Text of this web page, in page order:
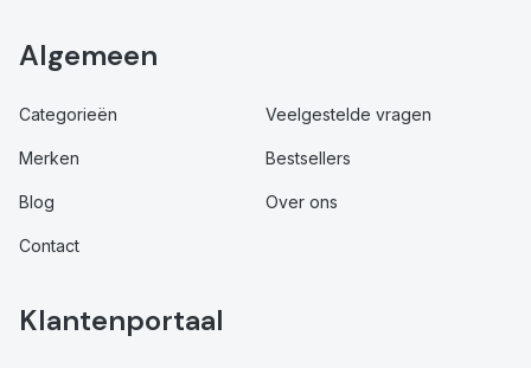
Algemeen
Categorieën Veelgestelde vragen
Merken Bestsellers
Blog Over ons
Contact
Klantenportaal